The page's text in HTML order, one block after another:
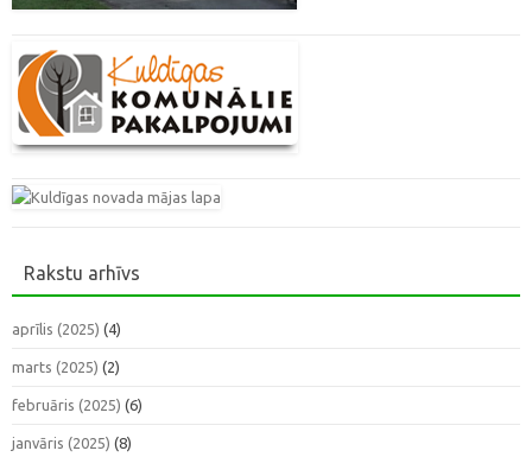
Rakstu arhīvs
aprīlis (2025) (4)
marts (2025) (2)
februāris (2025) (6)
janvāris (2025) (8)